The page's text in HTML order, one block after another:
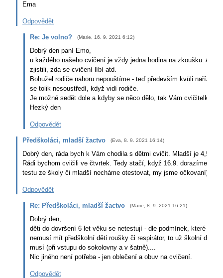
Ema
Odpovědět
Re: Je volno? (Marie 16. 9. 2021 6:12)
Dobrý den paní Emo,
u každého našeho cvičení je vždy jedna hodina na zkoušku. Aby
zjistili, zda se cvičení líbí atd.
Bohužel rodiče nahoru nepouštíme - teď především kvůli
se tolik nesoustředí, když vidí rodiče.
Je možné sedět dole a kdyby se něco dělo, tak Vám cvičitelky
Hezký den
Odpovědět
Předškoláci, mladší žactvo (Eva 8. 9. 2021 16:14)
Dobrý den, ráda bych k Vám chodila s dětmi cvičit. Mladší je 4,5
Rádi bychom cvičili ve čtvrtek. Tedy stačí, když 16.9. dorazíme na
testu ze školy či mladší necháme otestovat, my jsme očkovaní)?
Odpovědět
Re: Předškoláci, mladší žactvo (Marie 8. 9. 2021 16:21)
Dobrý den,
děti do dovršení 6 let věku se netestují - dle podmínek, které
nemusí mít předškolní děti roušky či respirátor, to už školní děti a
musí (při vstupu do sokolovny a v šatně)....
Nic jiného není potřeba - jen oblečení a obuv na cvičení.
Odpovědět